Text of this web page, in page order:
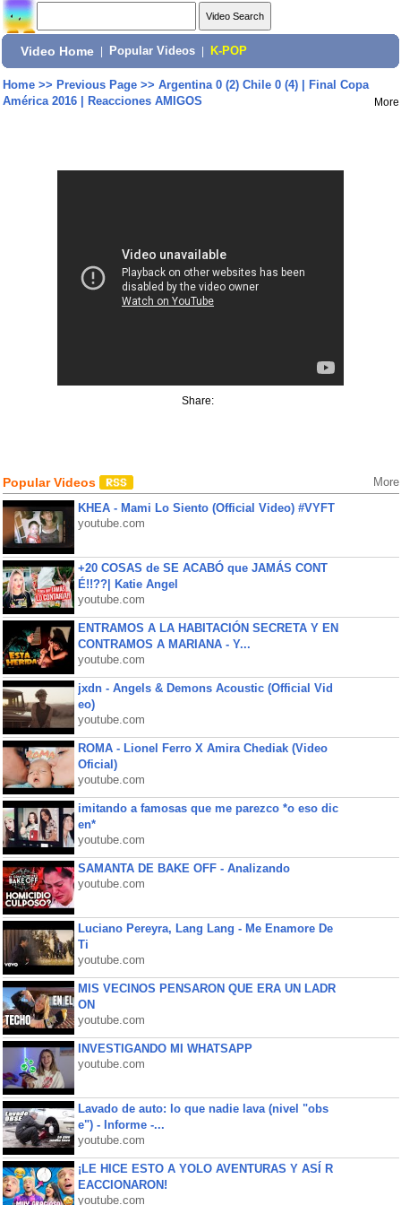
Video Home Popular Videos K-POP
Home>> Previous Page>> Argentina 0 (2) Chile 0 (4) | Final Copa
América 2016 | Reacciones AMIGOS
More
Share:
Popular Videos More
KHEA - Mami Lo Siento (Official Video) #VYFT
youtube.com
+20 COSAS de SE ACABÓ que JAMÁS CONT
É!!??| Katie Angel
youtube.com
ENTRAMOS A LA HABITACIÓN SECRETA Y EN
CONTRAMOS A MARIANA - Y...
youtube.com
jxdn - Angels & Demons Acoustic (Official Vid
eo)
youtube.com
ROMA - Lionel Ferro X Amira Chediak (Video
Oficial)
youtube.com
imitando a famosas que me parezco *o eso dic
en*
youtube.com
SAMANTA DE BAKE OFF - Analizando
youtube.com
Luciano Pereyra, Lang Lang - Me Enamore De
Ti
youtube.com
MIS VECINOS PENSARON QUE ERA UN LADR
ON
youtube.com
INVESTIGANDO MI WHATSAPP
youtube.com
Lavado de auto: lo que nadie lava (nivel "obs
e") - Informe -...
youtube.com
¡LE HICE ESTO A YOLO AVENTURAS Y ASÍ R
EACCIONARON!
youtube.com